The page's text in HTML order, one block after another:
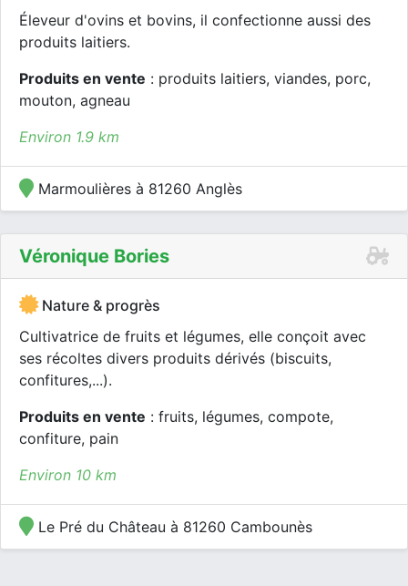
Éleveur d'ovins et bovins, il confectionne aussi des
produits laitiers.
Produits en vente : produits laitiers, viandes, porc,
mouton, agneau
Environ 1.9 km
Marmoulières à 81260 Anglès
Véronique Bories
Nature & progrès
Cultivatrice de fruits et légumes, elle conçoit avec
ses récoltes divers produits dérivés (biscuits,
confitures,...).
Produits en vente : fruits, légumes, compote,
confiture, pain
Environ 10 km
Le Pré du Château à 81260 Cambounès